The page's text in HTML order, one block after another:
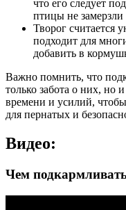
что его следует
птицы не
Творог считается
подходит для
добавить в
Важно помнить, что
только забота о них, но
времени и усилий,
для пернатых и
Видео:
Чем